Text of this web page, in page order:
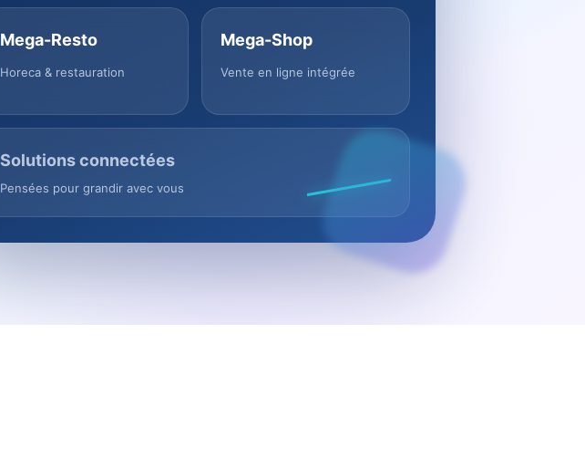
Mega-Resto
Horeca & restauration
Mega-Shop
Vente en ligne intégrée
Solutions connectées
Pensées pour grandir avec vous